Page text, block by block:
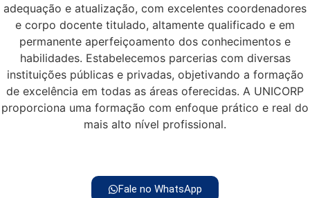
adequação e atualização, com excelentes coordenadores
e corpo docente titulado, altamente qualificado e em
permanente aperfeiçoamento dos conhecimentos e
habilidades. Estabelecemos parcerias com diversas
instituições públicas e privadas, objetivando a formação
de excelência em todas as áreas oferecidas. A UNICORP
proporciona uma formação com enfoque prático e real do
mais alto nível profissional.
Fale no WhatsApp